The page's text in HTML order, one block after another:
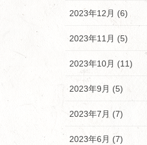
2023年12月 (6)
2023年11月 (5)
2023年10月 (11)
2023年9月 (5)
2023年7月 (7)
2023年6月 (7)